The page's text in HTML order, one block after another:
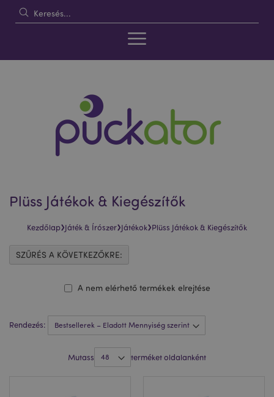
Plüss Játékok & Kiegészítők
Kezdőlap›Játék & Írószer›Játékok›Plüss Játékok & Kiegészítők
Rendezés:
Mutass terméket oldalanként
A nem elérhető termékek elrejtése
SZŰRÉS A KÖVETKEZŐKRE: